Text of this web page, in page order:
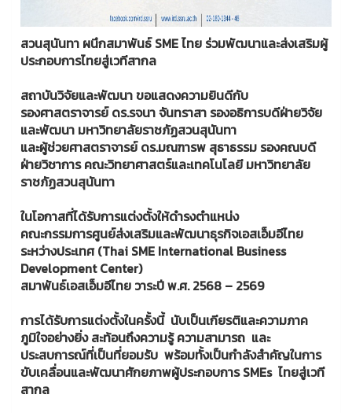
สวนสุนันทา ผนึกสมาพันธ์ SME ไทย ร่วมพัฒนาและส่งเสริมผู้
ประกอบการไทยสู่เวทีสากล
สถาบันวิจัยและพัฒนา ขอแสดงความยินดีกับ
รองศาสตราจารย์ ดร.รจนา จันทราสา รองอธิการบดีฝ่ายวิจัย
และพัฒนา มหาวิทยาลัยราชภัฏสวนสุนันทา
และผู้ช่วยศาสตราจารย์ ดร.มณฑารพ สุธาธรรม รองคณบดี
ฝ่ายวิชาการ คณะวิทยาศาสตร์และเทคโนโลยี มหาวิทยาลัย
ราชภัฏสวนสุนันทา
ในโอกาสที่ได้รับการแต่งตั้งให้ดำรงตำแหน่ง
คณะกรรมการศูนย์ส่งเสริมและพัฒนาธุรกิจเอสเอ็มอีไทย
ระหว่างประเทศ (Thai SME International Business
Development Center)
สมาพันธ์เอสเอ็มอีไทย วาระปี พ.ศ. 2568 – 2569
การได้รับการแต่งตั้งในครั้งนี้ นับเป็นเกียรติและความภาค
ภูมิใจอย่างยิ่ง สะท้อนถึงความรู้ ความสามารถ และ
ประสบการณ์ที่เป็นที่ยอมรับ พร้อมทั้งเป็นกำลังสำคัญในการ
ขับเคลื่อนและพัฒนาศักยภาพผู้ประกอบการ SMEs ไทยสู่เวที
สากล